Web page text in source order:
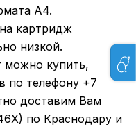
А4.
картридж
низкой.
купить,
по телефону +7
доставим Вам
по Краснодару и